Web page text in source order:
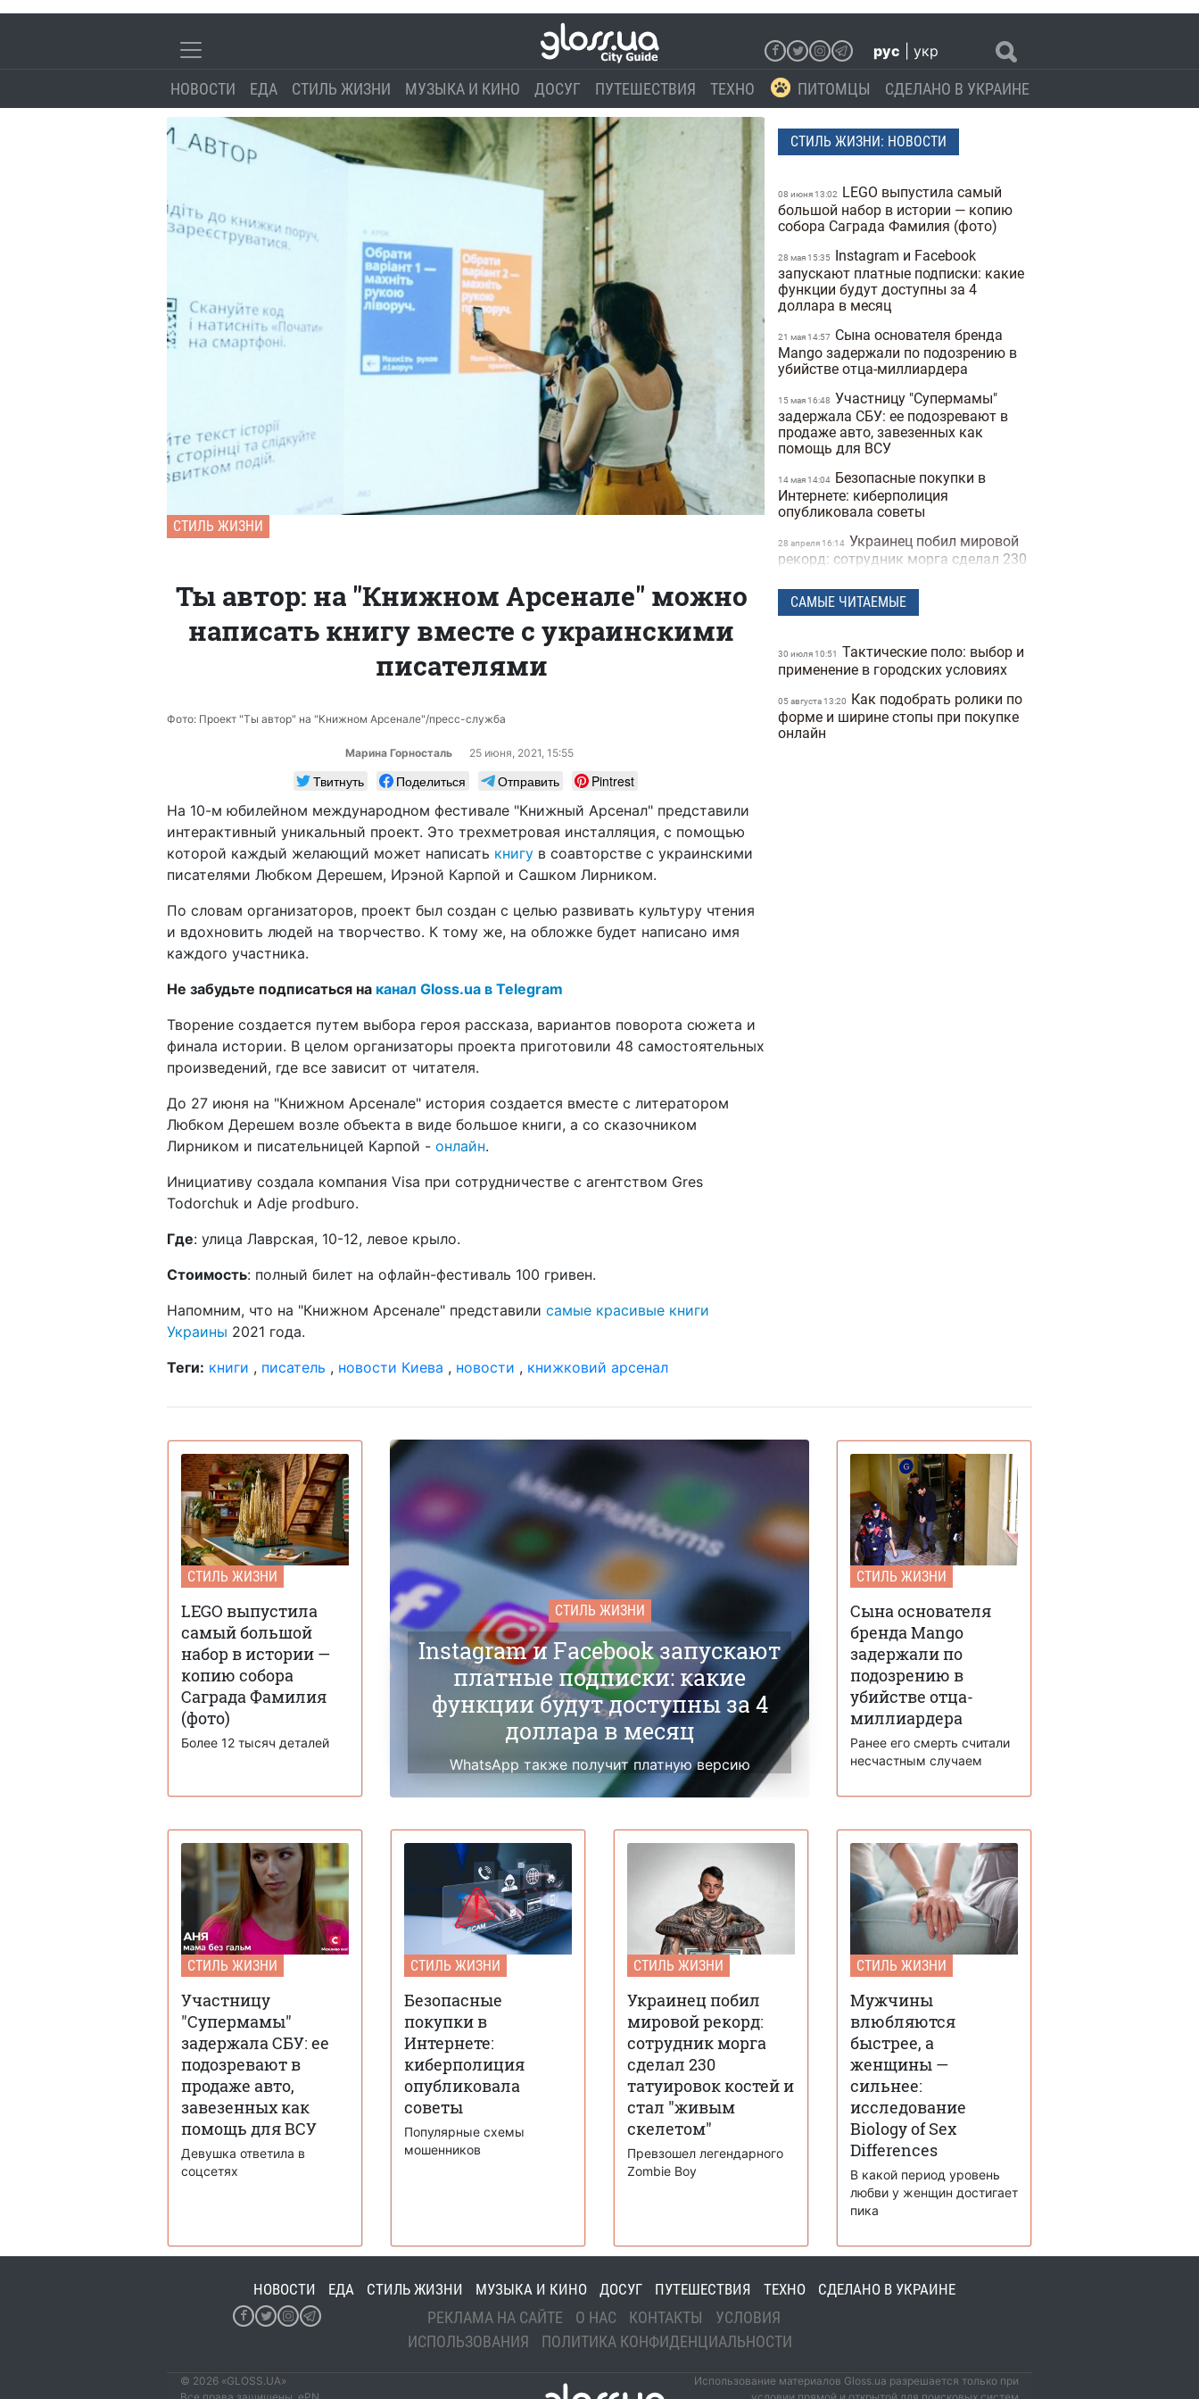
рус укр
НОВОСТИ ЕДА СТИЛЬ ЖИЗНИ МУЗЫКА И КИНО ДОСУГ ПУТЕШЕСТВИЯ ТЕХНО ПИТОМЦЫ СДЕЛАНО В УКРАИНЕ
СТИЛЬ ЖИЗНИ
Ты автор: на "Книжном Арсенале" можно
написать книгу вместе с украинскими
писателями
Фото: Проект "Ты автор" на "Книжном Арсенале"/пресс-служба
Марина Горносталь 25 июня, 2021, 15:55
Твитнуть Поделиться Отправить
Pintrest
На 10-м юбилейном международном фестивале "Книжный Арсенал" представили
интерактивный уникальный проект. Это трехметровая инсталляция, с помощью
которой каждый желающий может написать книгу в соавторстве с украинскими
писателями Любком Дерешем, Ирэной Карпой и Сашком Лирником.
По словам организаторов, проект был создан с целью развивать культуру чтения
и вдохновить людей на творчество. К тому же, на обложке будет написано имя
каждого участника.
Не забудьте подписаться на канал Gloss.ua в Telegram
Творение создается путем выбора героя рассказа, вариантов поворота сюжета и
финала истории. В целом организаторы проекта приготовили 48 самостоятельных
произведений, где все зависит от читателя.
До 27 июня на "Книжном Арсенале" история создается вместе с литератором
Любком Дерешем возле объекта в виде большое книги, а со сказочником
Лирником и писательницей Карпой - онлайн.
Инициативу создала компания Visa при сотрудничестве с агентством Gres
Todorchuk и Adje prodburo.
Где: улица Лаврская, 10-12, левое крыло.
Стоимость: полный билет на офлайн-фестиваль 100 гривен.
Напомним, что на "Книжном Арсенале" представили самые красивые книги
Украины 2021 года.
Теги: книги , писатель , новости Киева , новости , книжковий арсенал
СТИЛЬ ЖИЗНИ: НОВОСТИ
08 июня 13:02
LEGO выпустила самый
большой набор в истории — копию
собора Саграда Фамилия (фото)
28 мая 15:35 Instagram и Facebook
запускают платные подписки: какие
функции будут доступны за 4
доллара в месяц
21 мая 14:57
Сына основателя бренда
Mango задержали по подозрению в
убийстве отца-миллиардера
15 мая 16:48 Участницу "Супермамы"
задержала СБУ: ее подозревают в
продаже авто, завезенных как
помощь для ВСУ
14 мая 14:04 Безопасные покупки в
Интернете: киберполиция
опубликовала советы
28 апреля 16:14 Украинец побил мировой
рекорд: сотрудник морга сделал 230
скелетом"
Мужчины влюбляются
исследование Biology of Sex
Differences
25 февраля 17:25
Ученые открыли мутацию
гена, который снижает желание
курить
Журнал Time опубликовал
100 главных фото 2025 года – пять
из них сделаны в Украине
27 ноября 15:51
У средневековых крестьян
было больше отпусков, чем у людей
в 2025 году, — историки
САМЫЕ ЧИТАЕМЫЕ
30 июля 10:51
Тактические поло: выбор и
применение в городских условиях
05 августа 13:20
Как подобрать ролики по
форме и ширине стопы при покупке
онлайн
СТИЛЬ ЖИЗНИ
LEGO выпустила
самый большой
набор в истории —
копию собора
Саграда Фамилия
(фото)
Более 12 тысяч деталей
СТИЛЬ ЖИЗНИ
Instagram и Facebook запускают
платные подписки: какие
функции будут доступны за 4
доллара в месяц
WhatsApp также получит платную версию
СТИЛЬ ЖИЗНИ
Сына основателя
бренда Mango
задержали по
подозрению в
убийстве отца-
миллиардера
Ранее его смерть считали
несчастным случаем
СТИЛЬ ЖИЗНИ
Участницу
"Супермамы"
задержала СБУ: ее
подозревают в
продаже авто,
завезенных как
помощь для ВСУ
Девушка ответила в
соцсетях
СТИЛЬ ЖИЗНИ
Безопасные
покупки в
Интернете:
киберполиция
опубликовала
советы
Популярные схемы
мошенников
СТИЛЬ ЖИЗНИ
Украинец побил
мировой рекорд:
сотрудник морга
сделал 230
татуировок костей и
стал "живым
скелетом"
Превзошел легендарного
Zombie Boy
СТИЛЬ ЖИЗНИ
Мужчины
влюбляются
быстрее, а
женщины —
сильнее:
исследование
Biology of Sex
Differences
В какой период уровень
любви у женщин достигает
пика
НОВОСТИ ЕДА СТИЛЬ ЖИЗНИ МУЗЫКА И КИНО ДОСУГ ПУТЕШЕСТВИЯ ТЕХНО СДЕЛАНО В УКРАИНЕ
РЕКЛАМА НА САЙТЕ О НАС КОНТАКТЫ
УСЛОВИЯ
ИСПОЛЬЗОВАНИЯ
ПОЛИТИКА КОНФИДЕНЦИАЛЬНОСТИ
© 2026 «GLOSS.UA»
Использование материалов Gloss.ua разрешается только при